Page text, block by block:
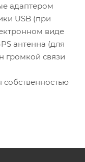
адаптером
USB (при
виде
антенна (для
громкой связи
собственностью